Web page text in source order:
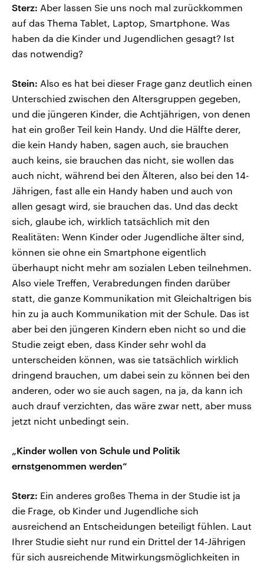
Sterz: Aber lassen Sie uns noch mal zurückkommen
auf das Thema Tablet, Laptop, Smartphone. Was
haben da die Kinder und Jugendlichen gesagt? Ist
das notwendig?
Stein: Also es hat bei dieser Frage ganz deutlich einen
Unterschied zwischen den Altersgruppen gegeben,
und die jüngeren Kinder, die Achtjährigen, von denen
hat ein großer Teil kein Handy. Und die Hälfte derer,
die kein Handy haben, sagen auch, sie brauchen
auch keins, sie brauchen das nicht, sie wollen das
auch nicht, während bei den Älteren, also bei den 14-
Jährigen, fast alle ein Handy haben und auch von
allen gesagt wird, sie brauchen das. Und das deckt
sich, glaube ich, wirklich tatsächlich mit den
Realitäten: Wenn Kinder oder Jugendliche älter sind,
können sie ohne ein Smartphone eigentlich
überhaupt nicht mehr am sozialen Leben teilnehmen.
Also viele Treffen, Verabredungen finden darüber
statt, die ganze Kommunikation mit Gleichaltrigen bis
hin zu ja auch Kommunikation mit der Schule. Das ist
aber bei den jüngeren Kindern eben nicht so und die
Studie zeigt eben, dass Kinder sehr wohl da
unterscheiden können, was sie tatsächlich wirklich
dringend brauchen, um dabei sein zu können bei den
anderen, oder wo sie auch sagen, na ja, da kann ich
auch drauf verzichten, das wäre zwar nett, aber muss
jetzt nicht unbedingt sein.
„Kinder wollen von Schule und Politik
ernstgenommen werden“
Sterz: Ein anderes großes Thema in der Studie ist ja
die Frage, ob Kinder und Jugendliche sich
ausreichend an Entscheidungen beteiligt fühlen. Laut
Ihrer Studie sieht nur rund ein Drittel der 14-Jährigen
für sich ausreichende Mitwirkungsmöglichkeiten in